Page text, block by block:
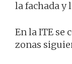
la fachada y
En la ITE se
zonas